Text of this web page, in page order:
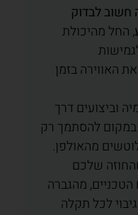
חשוב לבדוק
, החל מהיכולת
האווירה בזמן
וביצועים דרך
במקום להסתמך רק
מהאולפן.
שלכם
מהגברה
לכל תקלה